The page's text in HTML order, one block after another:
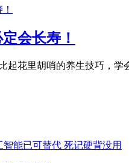
会长寿！
起花里胡哨的养生技巧，